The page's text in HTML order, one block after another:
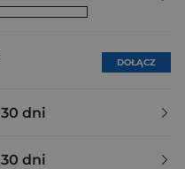
DOŁĄCZ
30 dni
30 dni